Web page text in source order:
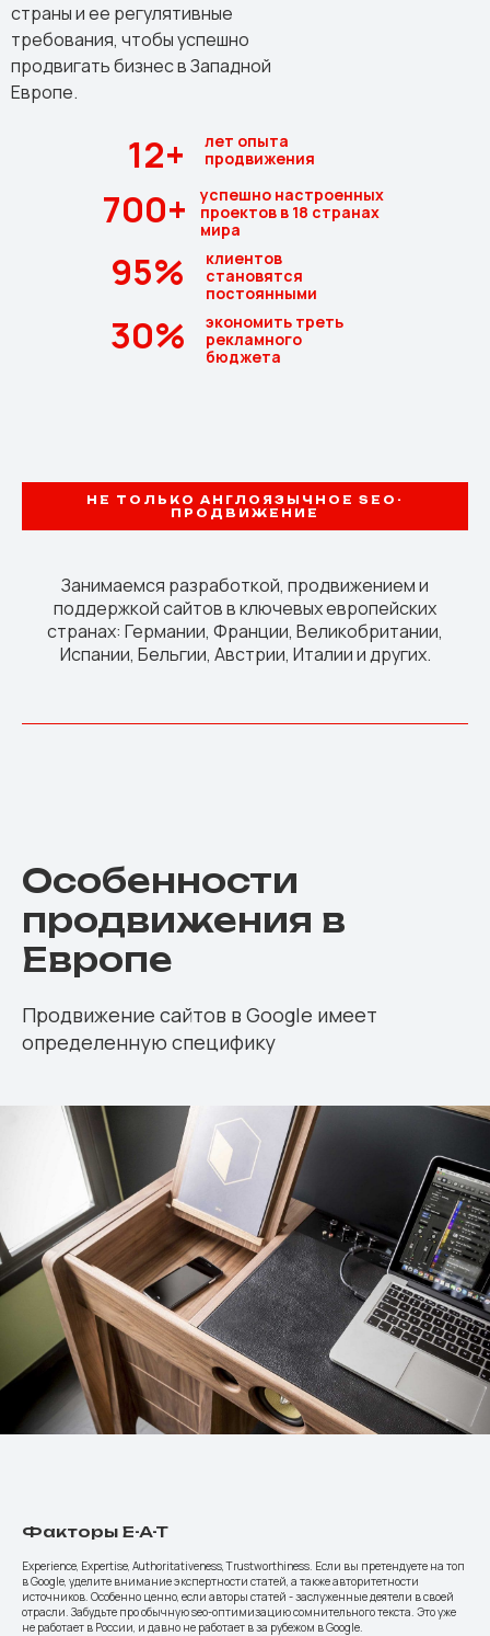
12+
700+
95%
лет опыта
продвижения
успешно настроенных
проектов в 18 странах
мира
клиентов
становятся
постоянными
30%
экономить треть
рекламного
бюджета
страны и ее регулятивные
требования, чтобы успешно
продвигать бизнес в Западной
Европе.
НЕ ТОЛЬКО АНГЛОЯЗЫЧНОЕ SEO-
ПРОДВИЖЕНИЕ
Занимаемся разработкой, продвижением и
поддержкой сайтов в ключевых европейских
странах: Германии, Франции, Великобритании,
Испании, Бельгии, Австрии, Италии и других.
Особенности
продвижения в
Европе
Продвижение сайтов в Google имеет
определенную специфику
Факторы E-A-T
Experience, Expertise, Authoritativeness, Trustworthiness. Если вы претендуете на топ
в Google, уделите внимание экспертности статей, а также авторитетности
источников. Особенно ценно, если авторы статей - заслуженные деятели в своей
отрасли. Забудьте про обычную seo-оптимизацию сомнительного текста. Это уже
не работает в России, и давно не работает в за рубежом в Google.